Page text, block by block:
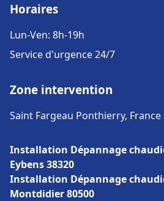
Horaires
Lun-Ven: 8h-19h
Service d'urgence 24/7
Zone intervention
Saint Fargeau Ponthierry, France
Installation Dépannage
Eybens 38320
Installation Dépannage
Montdidier 80500